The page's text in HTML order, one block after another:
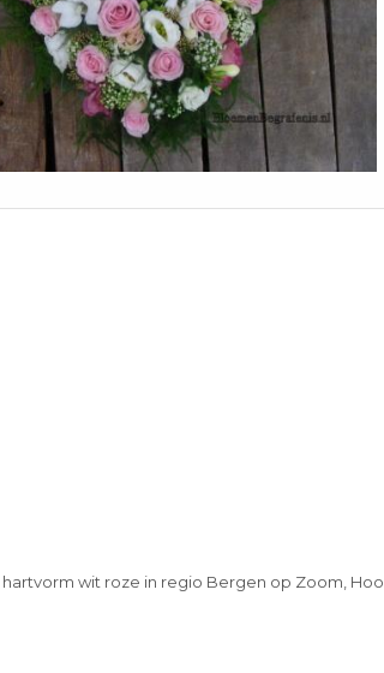
wit roze in regio Bergen op Zoom,